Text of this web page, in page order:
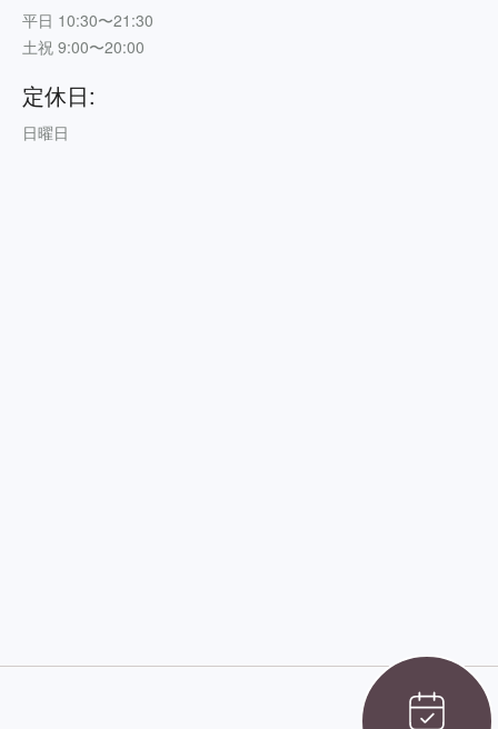
平日 10:30〜21:30
土祝 9:00〜20:00
定休日:
日曜日